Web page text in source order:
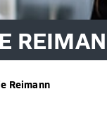
Reimann